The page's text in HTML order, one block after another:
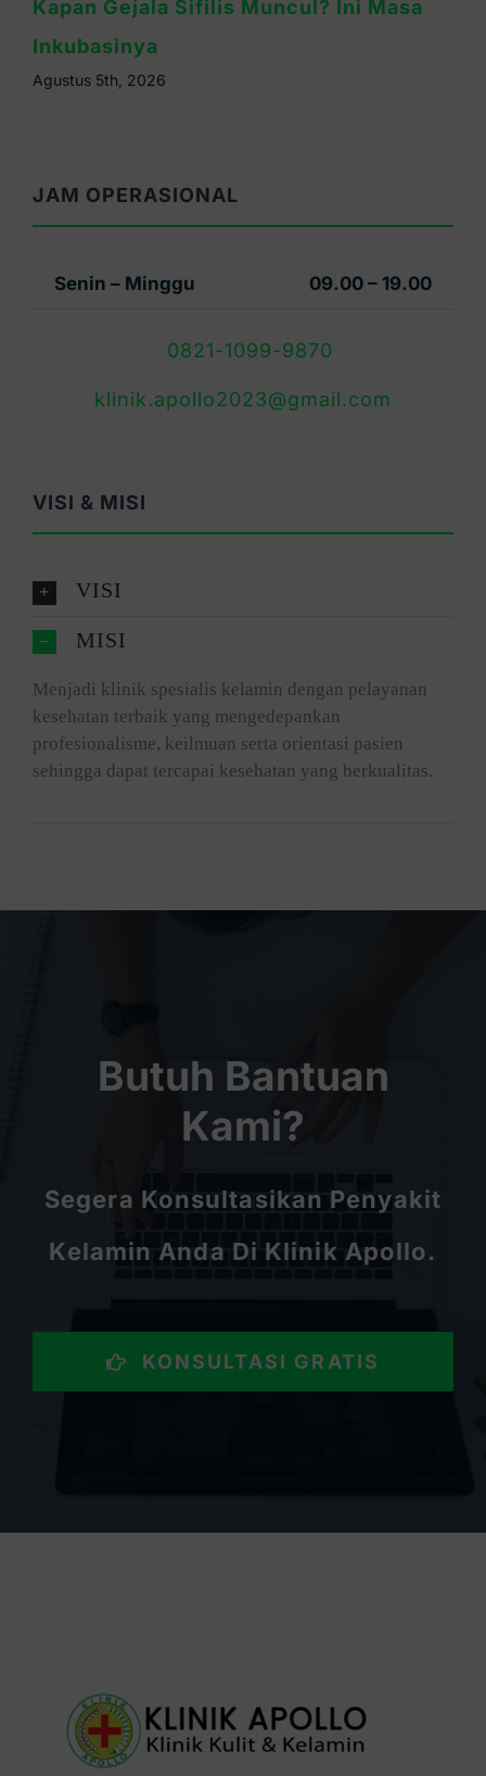
Waspada Sifilis Bintik Merah di Telapak
Tangan, Ini Cirinya
Agustus 4th, 2026
JAM OPERASIONAL
Senin – Minggu 09.00 – 19.00
0821-1099-9870
klinik.apollo2023@gmail.com
VISI & MISI
VISI
MISI
Menjadi klinik spesialis kelamin dengan pelayanan
kesehatan terbaik yang mengedepankan
profesionalisme, keilmuan serta orientasi pasien
sehingga dapat tercapai kesehatan yang berkualitas.
Butuh Bantuan
Kami?
Segera Konsultasikan Penyakit
Kelamin Anda Di Klinik Apollo.
KONSULTASI GRATIS